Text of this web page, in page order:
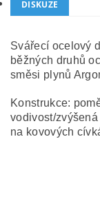
DISKUZE
Svářecí ocelový
běžných druhů
směsi plynů
Konstrukce:
vodivost/
na kovových